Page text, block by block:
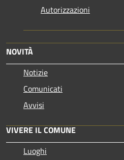
Autorizzazioni
NOVITÀ
Notizie
Comunicati
Avvisi
VIVERE IL COMUNE
Luoghi